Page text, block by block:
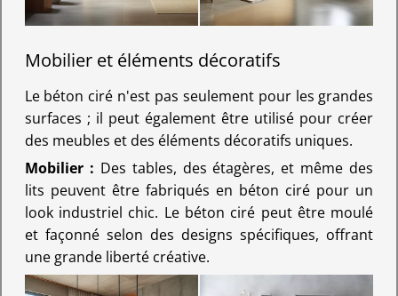
Mobilier et éléments décoratifs
Le béton ciré n'est pas seulement pour les grandes
surfaces ; il peut également être utilisé pour créer
des meubles et des éléments décoratifs uniques.
Mobilier : Des tables, des étagères, et même des
lits peuvent être fabriqués en béton ciré pour un
look industriel chic. Le béton ciré peut être moulé
et façonné selon des designs spécifiques, offrant
une grande liberté créative.